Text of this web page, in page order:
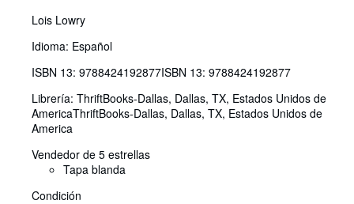
Lois Lowry
Idioma: Español
ISBN 13: 9788424192877ISBN 13: 9788424192877
Librería: ThriftBooks-Dallas, Dallas, TX, Estados Unidos de
AmericaThriftBooks-Dallas, Dallas, TX, Estados Unidos de
America
Vendedor de 5 estrellas
Tapa blanda
Condición